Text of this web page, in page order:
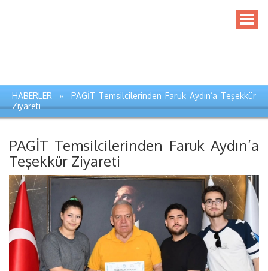
HABERLER » PAGİT Temsilcilerinden Faruk Aydın’a Teşekkür
Ziyareti
PAGİT Temsilcilerinden Faruk Aydın’a
Teşekkür Ziyareti